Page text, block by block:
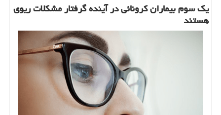
یك سوم بیماران كرونائی در آینده گرفتار مشكلات ریوی
هستند